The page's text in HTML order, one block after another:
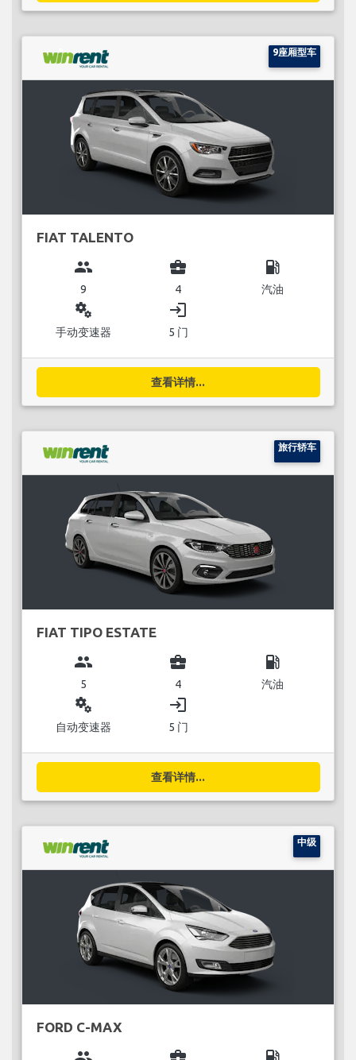
9座厢型车
FIAT TALENTO
group
9
business_center
4
local_gas_station
汽油
miscellaneous_services
手动变速器
login
5 门
查看详情...
旅行轿车
FIAT TIPO ESTATE
group
5
business_center
4
local_gas_station
汽油
miscellaneous_services
自动变速器
login
5 门
查看详情...
中级
FORD C-MAX